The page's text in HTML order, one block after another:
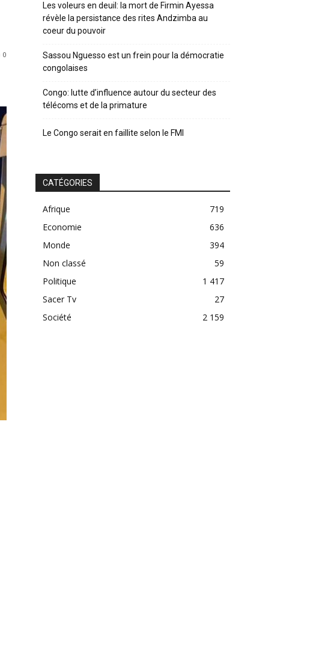
0
Les voleurs en deuil: la mort de Firmin Ayessa
révèle la persistance des rites Andzimba au
coeur du pouvoir
Sassou Nguesso est un frein pour la démocratie
congolaises
Congo: lutte d’influence autour du secteur des
télécoms et de la primature
Le Congo serait en faillite selon le FMI
CATÉGORIES
Afrique
719
Economie
636
Monde
394
Non classé
59
Politique
1 417
Sacer Tv
27
Société
2 159